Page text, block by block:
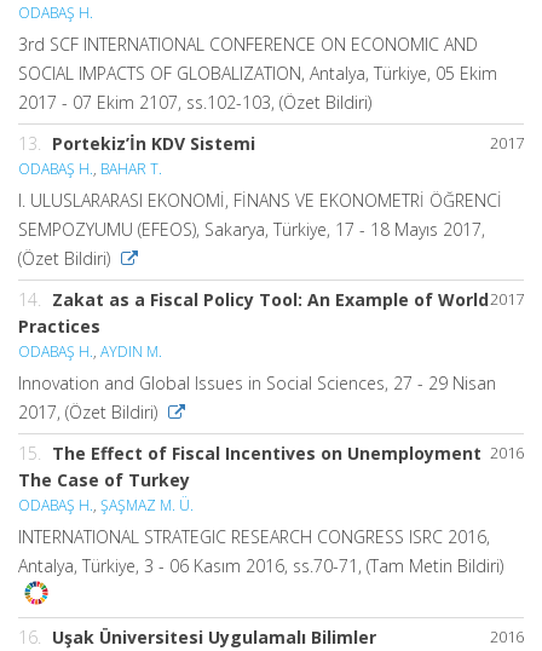
ODABAŞ H.
3rd SCF INTERNATIONAL CONFERENCE ON ECONOMIC AND
SOCIAL IMPACTS OF GLOBALIZATION, Antalya, Türkiye, 05 Ekim
2017 - 07 Ekim 2107, ss.102-103, (Özet Bildiri)
2017
13. Portekiz’İn KDV Sistemi
ODABAŞ H., BAHAR T.
I. ULUSLARARASI EKONOMİ, FİNANS VE EKONOMETRİ ÖĞRENCİ
SEMPOZYUMU (EFEOS), Sakarya, Türkiye, 17 - 18 Mayıs 2017,
(Özet Bildiri)
2017
14.
Zakat as a Fiscal Policy Tool: An Example of World
Practices
ODABAŞ H., AYDIN M.
Innovation and Global Issues in Social Sciences, 27 - 29 Nisan
2017, (Özet Bildiri)
2016
15.
The Effect of Fiscal Incentives on Unemployment
The Case of Turkey
ODABAŞ H., ŞAŞMAZ M. Ü.
INTERNATIONAL STRATEGIC RESEARCH CONGRESS ISRC 2016,
Antalya, Türkiye, 3 - 06 Kasım 2016, ss.70-71, (Tam Metin Bildiri)
2016
16. Uşak Üniversitesi Uygulamalı Bilimler